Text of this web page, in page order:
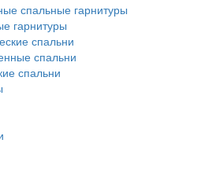
спальные гарнитуры
гарнитуры
спальни
спальни
спальни